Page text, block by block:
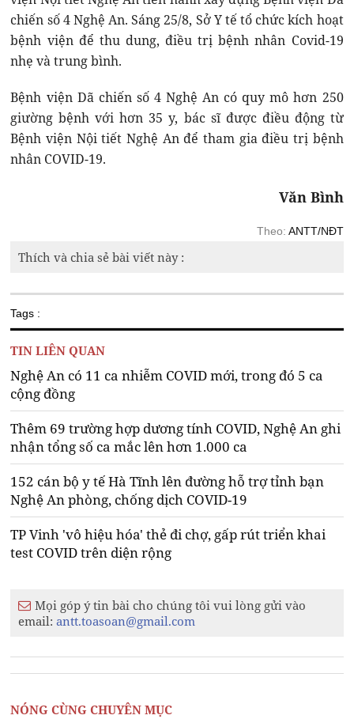
chiến số 4 Nghệ An. Sáng 25/8, Sở Y tế tổ chức kích hoạt
bệnh viện để thu dung, điều trị bệnh nhân Covid-19
nhẹ và trung bình.
Bệnh viện Dã chiến số 4 Nghệ An có quy mô hơn 250
giường bệnh với hơn 35 y, bác sĩ được điều động từ
Bệnh viện Nội tiết Nghệ An để tham gia điều trị bệnh
nhân COVID-19.
Văn Bình
Theo: ANTT/NĐT
Thích và chia sẻ bài viết này :
Tags :
TIN LIÊN QUAN
Nghệ An có 11 ca nhiễm COVID mới, trong đó 5 ca
cộng đồng
Thêm 69 trường hợp dương tính COVID, Nghệ An ghi
nhận tổng số ca mắc lên hơn 1.000 ca
152 cán bộ y tế Hà Tĩnh lên đường hỗ trợ tỉnh bạn
Nghệ An phòng, chống dịch COVID-19
TP Vinh 'vô hiệu hóa' thẻ đi chợ, gấp rút triển khai
test COVID trên diện rộng
Mọi góp ý tin bài cho chúng tôi vui lòng gửi vào
email:antt.toasoan@gmail.com
NÓNG CÙNG CHUYÊN MỤC